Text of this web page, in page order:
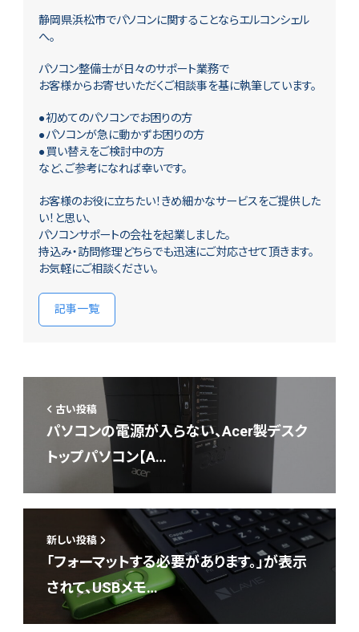
静岡県浜松市でパソコンに関することならエルコンシェル
へ。
パソコン整備士が日々のサポート業務で
お客様からお寄せいただくご相談事を基に執筆しています。
●初めてのパソコンでお困りの方
●パソコンが急に動かずお困りの方
●買い替えをご検討中の方
など、ご参考になれば幸いです。
お客様のお役に立ちたい！きめ細かなサービスをご提供した
い！と思い、
パソコンサポートの会社を起業しました。
持込み・訪問修理どちらでも迅速にご対応させて頂きます。
お気軽にご相談ください。
記事一覧
古い投稿
パソコンの電源が入らない、Acer製デスク
トップパソコン【A…
新しい投稿
「フォーマットする必要があります。」が表示
されて、USBメモ…